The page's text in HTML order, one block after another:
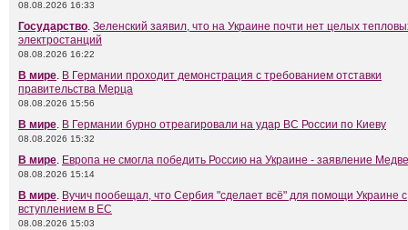
08.08.2026 16:33
Государство. Зеленский заявил, что на Украине почти нет целых
электростанций
08.08.2026 16:22
В мире. В Германии проходит демонстрация с требованием отставки
правительства Мерца
08.08.2026 15:56
В мире. В Германии бурно отреагировали на удар ВС России по Киеву
08.08.2026 15:32
В мире. Европа не смогла победить Россию на Украине - заявление
08.08.2026 15:14
В мире. Вучич пообещал, что Сербия "сделает всё" для помощи Украине с
вступлением в ЕС
08.08.2026 15:03